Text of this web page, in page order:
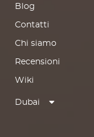
Blog
Contatti
Chi siamo
Recensioni
Wiki
Dubai